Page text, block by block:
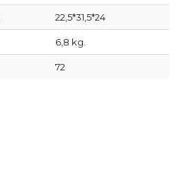
22,5*31,5*24
6,8 kg.
72